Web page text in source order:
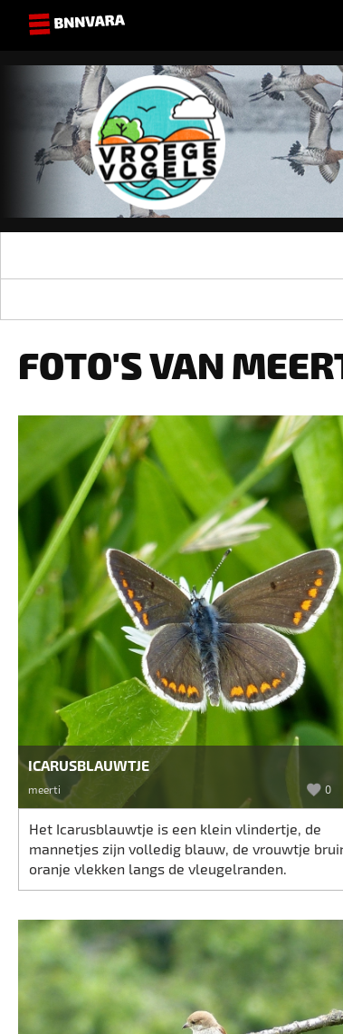
FOTO'S VAN
ICARUSBLAUWTJE
meerti 0
Het Icarusblauwtje is een klein vlindertje, de
mannetjes zijn volledig blauw, de vrouwtje
oranje vlekken langs de vleugelranden.